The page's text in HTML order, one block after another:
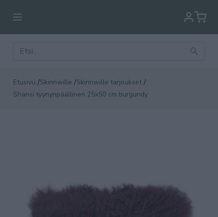
Etusivu /Skinnwille /Skinnwille tarjoukset /
Shansi tyynynpäällinen 25x50 cm burgundy